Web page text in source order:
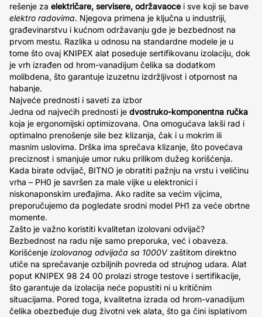
rešenje za električare, servisere, održavaoce i sve koji se bave
elektro radovima. Njegova primena je ključna u industriji,
građevinarstvu i kućnom održavanju gde je bezbednost na
prvom mestu. Razlika u odnosu na standardne modele je u
tome što ovaj KNIPEX alat poseduje sertifikovanu izolaciju, dok
je vrh izrađen od hrom-vanadijum čelika sa dodatkom
molibdena, što garantuje izuzetnu izdržljivost i otpornost na
habanje.
Najveće prednosti i saveti za izbor
Jedna od najvećih prednosti je dvostruko-komponentna ručka
koja je ergonomijski optimizovana. Ona omogućava lakši rad i
optimalno prenošenje sile bez klizanja, čak i u mokrim ili
masnim uslovima. Drška ima sprečava klizanje, što povećava
preciznost i smanjuje umor ruku prilikom dužeg korišćenja.
Kada birate odvijač, BITNO je obratiti pažnju na vrstu i veličinu
vrha – PH0 je savršen za male vijke u elektronici i
niskonaponskim uređajima. Ako radite sa većim vijcima,
preporučujemo da pogledate srodni model PH1 za veće obrtne
momente.
Zašto je važno koristiti kvalitetan izolovani odvijač?
Bezbednost na radu nije samo preporuka, već i obaveza.
Korišćenje izolovanog odvijača sa 1000V zaštitom direktno
utiče na sprečavanje ozbiljnih povreda od strujnog udara. Alat
poput KNIPEX 98 24 00 prolazi stroge testove i sertifikacije,
što garantuje da izolacija neće popustiti ni u kritičnim
situacijama. Pored toga, kvalitetna izrada od hrom-vanadijum
čelika obezbeđuje dug životni vek alata, što ga čini isplativom